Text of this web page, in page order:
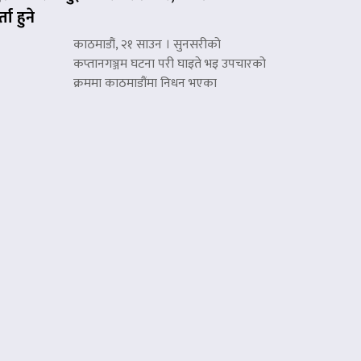
हुने
काठमाडौं, २१ साउन । सुनसरीको
कप्तानगञ्जम घटना परी घाइते भइ उपचारको
क्रममा काठमाडौंमा निधन भएका